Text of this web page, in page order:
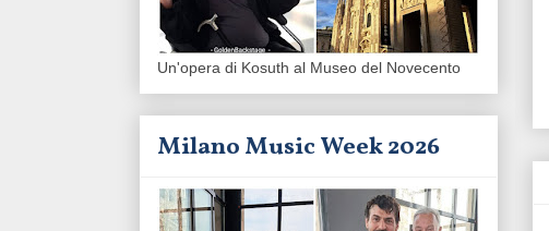
Un'opera di Kosuth al Museo del Novecento
Milano Music Week 2026